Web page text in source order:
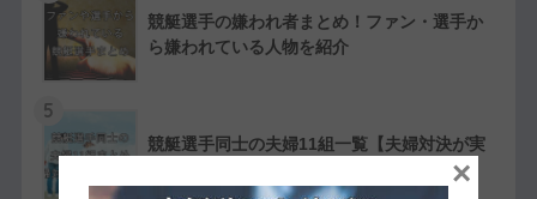
競艇選手の嫌われ者まとめ！ファン・選手か
ら嫌われている人物を紹介
5
競艇選手同士の夫婦11組一覧【夫婦対決が実
×